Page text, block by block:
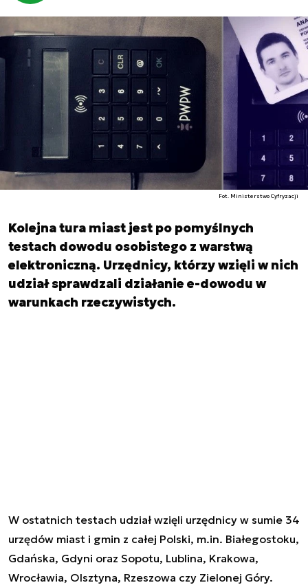
Fot. Ministerstwo Cyfryzacji
Kolejna tura miast jest po pomyślnych
testach dowodu osobistego z warstwą
elektroniczną. Urzędnicy, którzy wzięli w nich
udział sprawdzali działanie e-dowodu w
warunkach rzeczywistych.
W ostatnich testach udział wzięli urzędnicy w sumie 34
urzędów miast i gmin z całej Polski, m.in. Białegostoku,
Gdańska, Gdyni oraz Sopotu, Lublina, Krakowa,
Wrocławia, Olsztyna, Rzeszowa czy Zielonej Góry.